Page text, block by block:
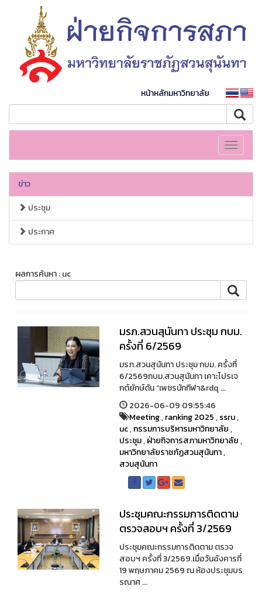
หน้าหลักมหาวิทยาลัย
Toggle
ข่าว
ประชุม
ประกาศ
ผลการค้นหา : uc
มรภ.สวนสุนันทา ประชุม กบม.
ครั้งที่ 6/2569
มรภ.สวนสุนันทา ประชุม กบม. ครั้งที่
6/2569กบม.สวนสุนันทา เคาะโปรเจ
กต์ยักษ์ดัน “เพชรนักกีฬา&rdq ...
2026-06-09 09:55:46
Meeting,ranking 2025,ssru,
uc,กรรมการบริหารมหาวิทยาลัย,
ประชุม,ฝ่ายกิจการสภามหาวิทยาลัย,
มหาวิทยาลัยราชภัฏสวนสุนันทา,
สวนสุนันทา
ประชุมคณะกรรมการติดตาม
ตรวจสอบฯ ครั้งที่ 3/2569
ประชุมคณะกรรมการติดตาม ตรวจ
สอบฯ ครั้งที่ 3/2569.เมื่อวันอังคารที่
19 พฤษภาคม 2569 ณ ห้องประชุมบร
รณาศ ...